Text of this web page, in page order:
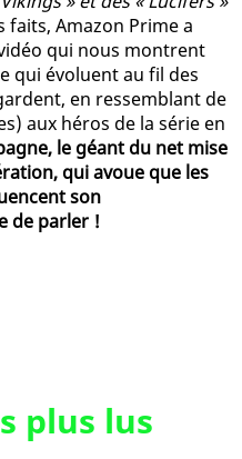
faits, Amazon Prime a
qui nous montrent
qui évoluent au fil des
en ressemblant de
aux héros de la série en
le géant du net mise
qui avoue que les
son
de parler !
plus lus